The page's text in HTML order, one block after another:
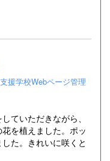
援学校Webページ管理
ていただきながら、
を植えました。ポッ
た。きれいに咲くと